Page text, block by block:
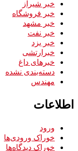
خبر شیراز
خبر فروشگاه
خبر مشهد
خبر نفت
خبر یزد
خبرارتشی
خبرهای داغ
دسته‌بندی نشده
مهندس
اطلاعات
ورود
خوراک ورودی‌ها
خوراک دیدگاه‌ها